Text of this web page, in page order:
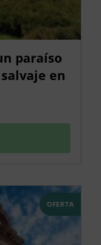
paraíso
en
OFERTA